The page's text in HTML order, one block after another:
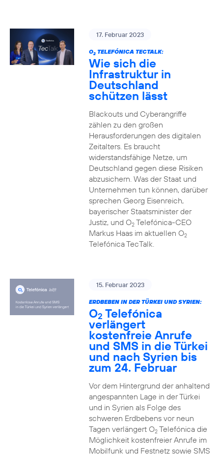
17. Februar 2023
O2TELEFÓNICA TECTALK:
Wie sich die
Infrastruktur in
Deutschland
schützen lässt
Blackouts und Cyberangriffe
zählen zu den großen
Herausforderungen des digitalen
Zeitalters. Es braucht
widerstandsfähige Netze, um
Deutschland gegen diese Risiken
abzusichern. Was der Staat und
Unternehmen tun können, darüber
sprechen Georg Eisenreich,
bayerischer Staatsminister der
Justiz, und O2Telefónica-CEO
Markus Haas im aktuellen O2
Telefónica TecTalk.
15. Februar 2023
ERDBEBEN IN DER TÜRKEI UND SYRIEN:
O2 Telefónica
verlängert
kostenfreie Anrufe
und SMS in die Türkei
und nach Syrien bis
zum 24. Februar
Vor dem Hintergrund der anhaltend
angespannten Lage in der Türkei
und in Syrien als Folge des
schweren Erdbebens vor neun
Tagen verlängert O2Telefónica die
Möglichkeit kostenfreier Anrufe im
Mobilfunk und Festnetz sowie SMS